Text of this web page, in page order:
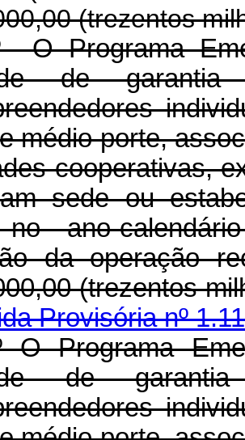
(trezentos
O Programa
de
médio porte,
cooperativas,
sede ou
no ano-
da operação
Provisória nº
O Programa
de